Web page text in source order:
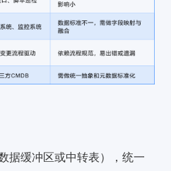
数据缓冲区或中转表），统一